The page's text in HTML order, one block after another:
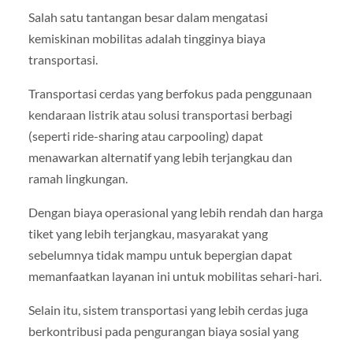
Salah satu tantangan besar dalam mengatasi
kemiskinan mobilitas adalah tingginya biaya
transportasi.
Transportasi cerdas yang berfokus pada penggunaan
kendaraan listrik atau solusi transportasi berbagi
(seperti ride-sharing atau carpooling) dapat
menawarkan alternatif yang lebih terjangkau dan
ramah lingkungan.
Dengan biaya operasional yang lebih rendah dan harga
tiket yang lebih terjangkau, masyarakat yang
sebelumnya tidak mampu untuk bepergian dapat
memanfaatkan layanan ini untuk mobilitas sehari-hari.
Selain itu, sistem transportasi yang lebih cerdas juga
berkontribusi pada pengurangan biaya sosial yang